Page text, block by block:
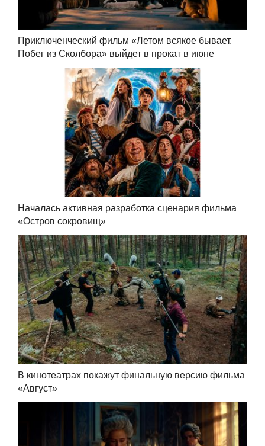
Приключенческий фильм «Летом всякое бывает.
Побег из Сколбора» выйдет в прокат в июне
Началась активная разработка сценария фильма
«Остров сокровищ»
В кинотеатрах покажут финальную версию фильма
«Август»